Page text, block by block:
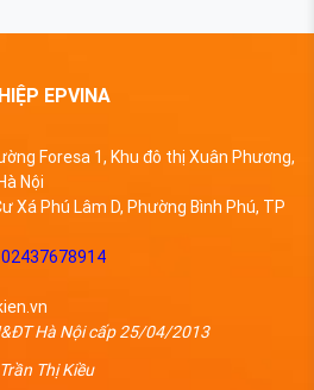
EPVINA
Foresa 1, Khu đô thị Xuân Phương,
Nội
Xá Phú Lâm D, Phường Bình Phú, TP
02437678914
Hà Nội cấp 25/04/2013
Thị Kiều